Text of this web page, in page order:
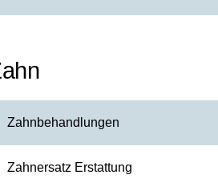
Zahnbehandlungen
Zahnersatz Erstattung